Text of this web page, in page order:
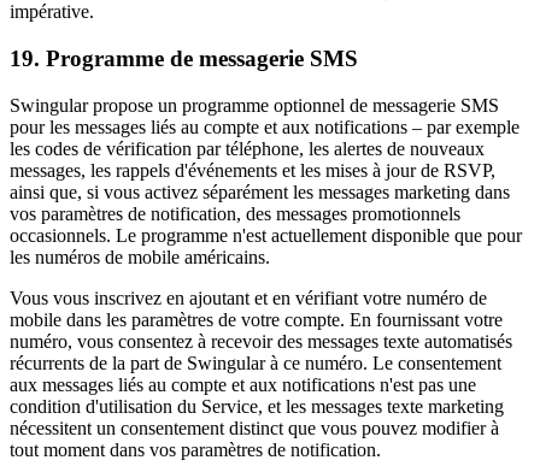
impérative.
19. Programme de messagerie SMS
Swingular propose un programme optionnel de messagerie SMS
pour les messages liés au compte et aux notifications – par exemple
les codes de vérification par téléphone, les alertes de nouveaux
messages, les rappels d'événements et les mises à jour de RSVP,
ainsi que, si vous activez séparément les messages marketing dans
vos paramètres de notification, des messages promotionnels
occasionnels. Le programme n'est actuellement disponible que pour
les numéros de mobile américains.
Vous vous inscrivez en ajoutant et en vérifiant votre numéro de
mobile dans les paramètres de votre compte. En fournissant votre
numéro, vous consentez à recevoir des messages texte automatisés
récurrents de la part de Swingular à ce numéro. Le consentement
aux messages liés au compte et aux notifications n'est pas une
condition d'utilisation du Service, et les messages texte marketing
nécessitent un consentement distinct que vous pouvez modifier à
tout moment dans vos paramètres de notification.